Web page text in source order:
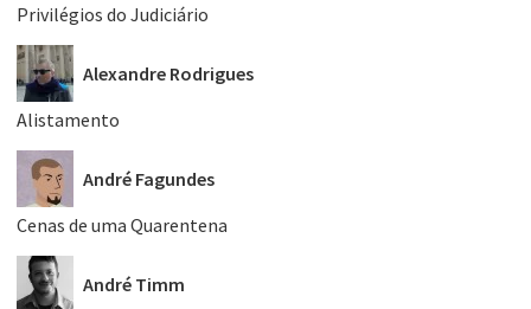
Privilégios do Judiciário
Alexandre Rodrigues
Alistamento
André Fagundes
Cenas de uma Quarentena
André Timm